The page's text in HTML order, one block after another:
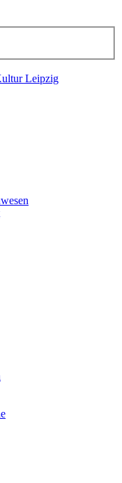
Leipzig